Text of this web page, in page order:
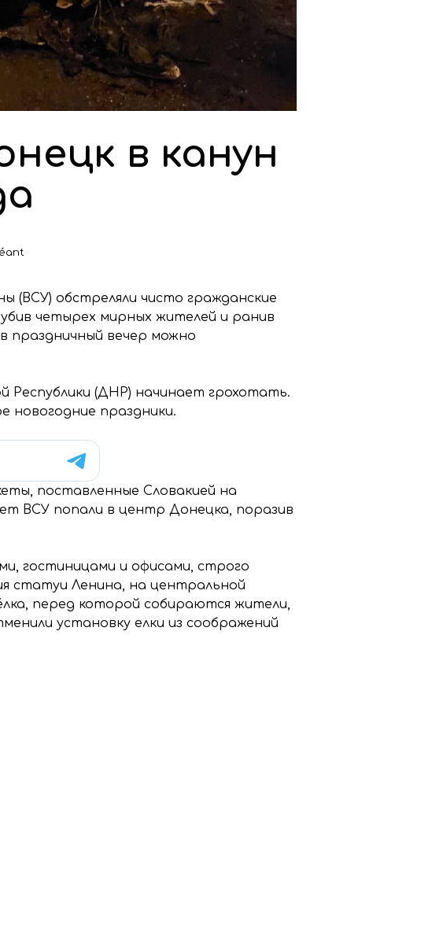
в канун
(ВСУ) обстреляли чисто гражданские
четырех мирных жителей и ранив
праздничный вечер можно
Республики (ДНР) начинает грохотать.
новогодние праздники.
поставленные Словакией на
ВСУ попали в центр Донецка, поразив
гостиницами и офисами, строго
статуи Ленина, на центральной
перед которой собираются жители,
установку елки из соображений